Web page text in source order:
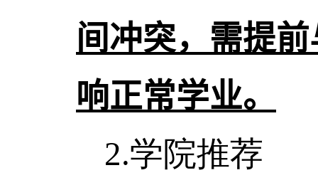
间冲突，需提
响正常学业。
2.学院推荐